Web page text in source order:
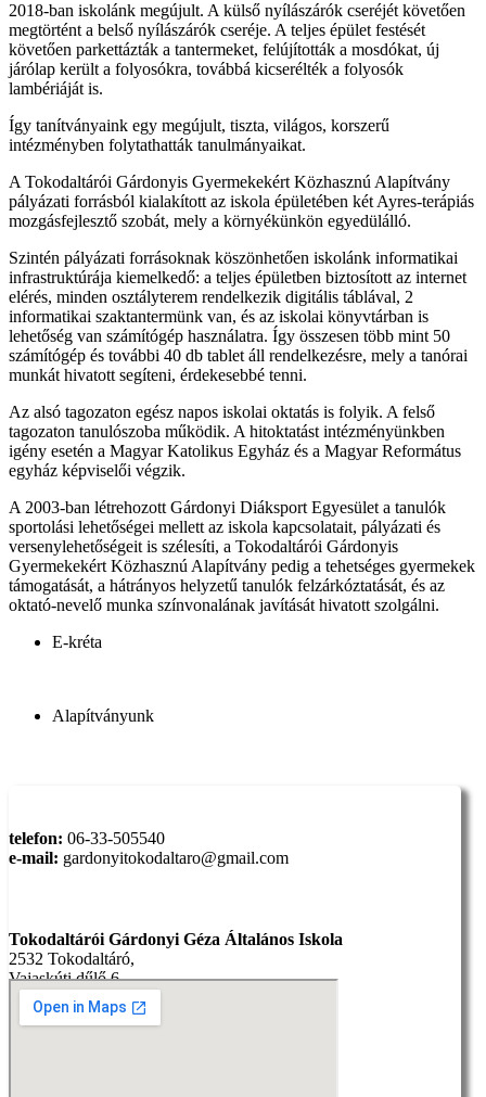
2018-ban iskolánk megújult. A külső nyílászárók cseréjét követően
megtörtént a belső nyílászárók cseréje. A teljes épület festését
követően parkettázták a tantermeket, felújították a mosdókat, új
járólap került a folyosókra, továbbá kicserélték a folyosók
lambériáját is.
Így tanítványaink egy megújult, tiszta, világos, korszerű
intézményben folytathatták tanulmányaikat.
A Tokodaltárói Gárdonyis Gyermekekért Közhasznú Alapítvány
pályázati forrásból kialakított az iskola épületében két Ayres-terápiás
mozgásfejlesztő szobát, mely a környékünkön egyedülálló.
Szintén pályázati forrásoknak köszönhetően iskolánk informatikai
infrastruktúrája kiemelkedő: a teljes épületben biztosított az internet
elérés, minden osztályterem rendelkezik digitális táblával, 2
informatikai szaktantermünk van, és az iskolai könyvtárban is
lehetőség van számítógép használatra. Így összesen több mint 50
számítógép és további 40 db tablet áll rendelkezésre, mely a tanórai
munkát hivatott segíteni, érdekesebbé tenni.
Az alsó tagozaton egész napos iskolai oktatás is folyik. A felső
tagozaton tanulószoba működik. A hitoktatást intézményünkben
igény esetén a Magyar Katolikus Egyház és a Magyar Református
egyház képviselői végzik.
A 2003-ban létrehozott Gárdonyi Diáksport Egyesület a tanulók
sportolási lehetőségei mellett az iskola kapcsolatait, pályázati és
versenylehetőségeit is szélesíti, a Tokodaltárói Gárdonyis
Gyermekekért Közhasznú Alapítvány pedig a tehetséges gyermekek
támogatását, a hátrányos helyzetű tanulók felzárkóztatását, és az
oktató-nevelő munka színvonalának javítását hivatott szolgálni.
E-kréta
Alapítványunk
telefon: 06-33-505540
e-mail: gardonyitokodaltaro@gmail.com
Tokodaltárói Gárdonyi Géza Általános Iskola
2532 Tokodaltáró,
Vajaskúti dűlő 6.